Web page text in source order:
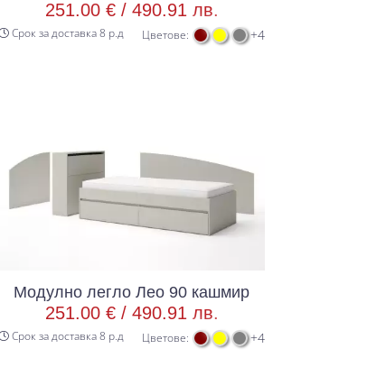
251.00 € / 490.91 лв.
Срок за доставка 8 р.д Цветове: +4
Модулно легло Лео 90 кашмир
251.00 € / 490.91 лв.
Срок за доставка 8 р.д Цветове: +4